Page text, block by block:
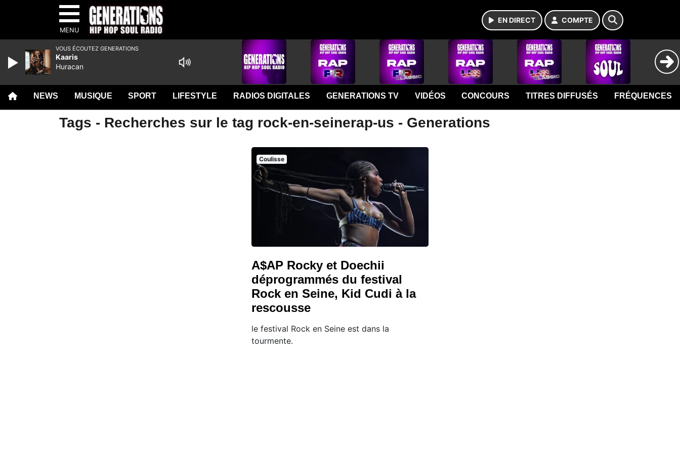
MENU
EN DIRECT COMPTE
NEWS MUSIQUE SPORT LIFESTYLE RADIOS DIGITALES GENERATIONS TV VIDÉOS CONCOURS TITRES DIFFUSÉS FRÉQUENCES
Tags - Recherches sur le tag rock-en-seinerap-us - Generations
Coulisse
A$AP Rocky et Doechii
déprogrammés du festival
Rock en Seine, Kid Cudi à la
rescousse
le festival Rock en Seine est dans la
tourmente.
VOUS ÉCOUTEZ GENERATIONS
Kaaris
Huracan